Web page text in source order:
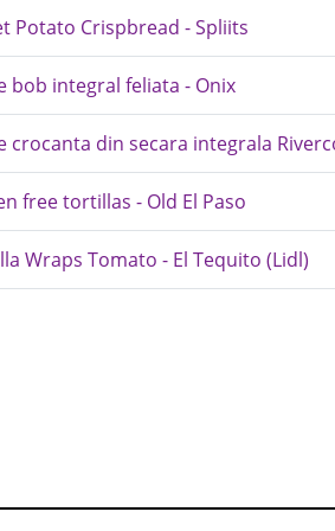
Potato Crispbread - Spliits
bob integral feliata - Onix
crocanta din secara integrala
free tortillas - Old El Paso
Wraps Tomato - El Tequito (Lidl)